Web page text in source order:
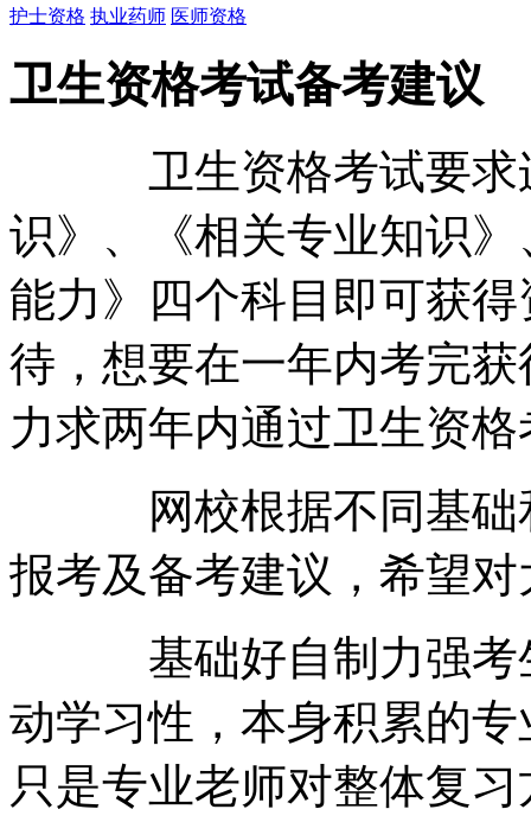
护士资格 执业药师 医师资格
卫生资格考试备考建议
卫生资格考试要求连
识》、《相关专业知识
能力》四个科目即可获
待，想要在一年内考完
力求两年内通过卫生资
网校根据不同基础和
报考及备考建议，希望
基础好自制力强考生
动学习性，本身积累的
只是专业老师对整体复